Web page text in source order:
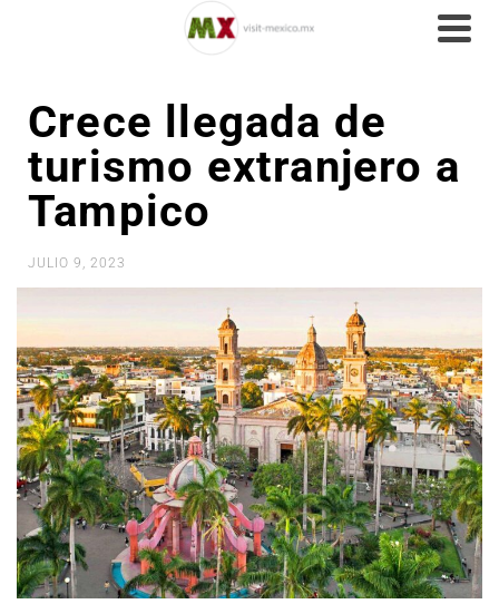
Crece llegada de
turismo extranjero a
Tampico
JULIO 9, 2023